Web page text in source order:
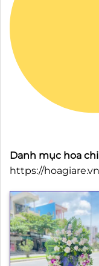
Danh mục hoa
https://